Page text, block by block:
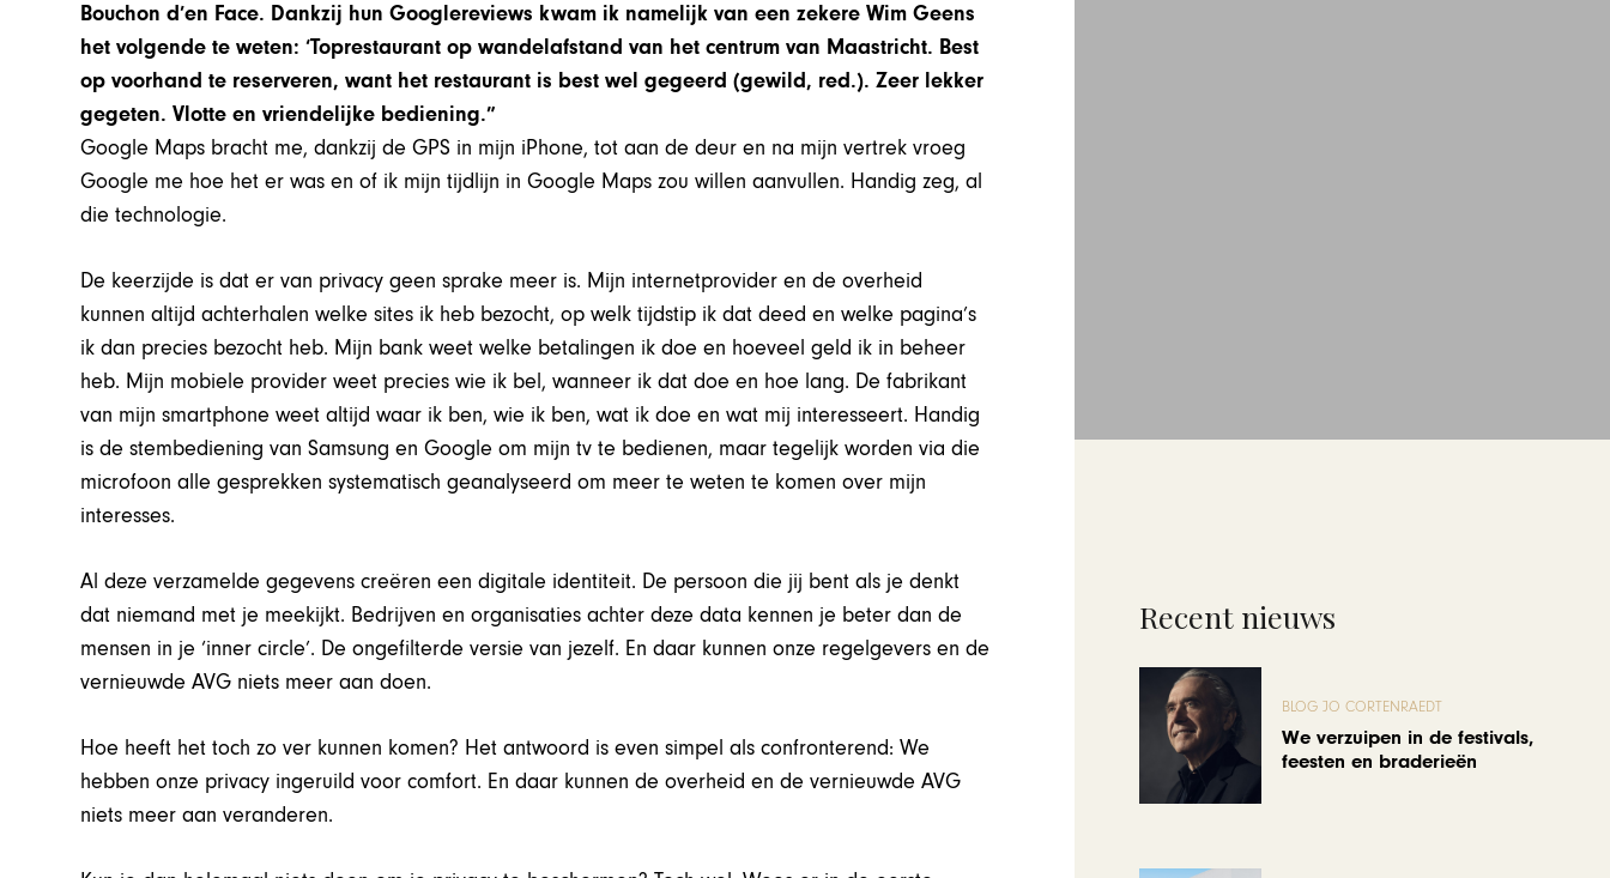
Bouchon d’en Face. Dankzij hun Googlereviews kwam ik namelijk van een zekere Wim Geens
het volgende te weten: ‘Toprestaurant op wandelafstand van het centrum van Maastricht. Best
op voorhand te reserveren, want het restaurant is best wel gegeerd (gewild, red.). Zeer lekker
gegeten. Vlotte en vriendelijke bediening.”
Google Maps bracht me, dankzij de GPS in mijn iPhone, tot aan de deur en na mijn vertrek vroeg
Google me hoe het er was en of ik mijn tijdlijn in Google Maps zou willen aanvullen. Handig zeg, al
die technologie.
De keerzijde is dat er van privacy geen sprake meer is. Mijn internetprovider en de overheid
kunnen altijd achterhalen welke sites ik heb bezocht, op welk tijdstip ik dat deed en welke pagina’s
ik dan precies bezocht heb. Mijn bank weet welke betalingen ik doe en hoeveel geld ik in beheer
heb. Mijn mobiele provider weet precies wie ik bel, wanneer ik dat doe en hoe lang. De fabrikant
van mijn smartphone weet altijd waar ik ben, wie ik ben, wat ik doe en wat mij interesseert. Handig
is de stembediening van Samsung en Google om mijn tv te bedienen, maar tegelijk worden via die
microfoon alle gesprekken systematisch geanalyseerd om meer te weten te komen over mijn
interesses.
Al deze verzamelde gegevens creëren een digitale identiteit. De persoon die jij bent als je denkt
dat niemand met je meekijkt. Bedrijven en organisaties achter deze data kennen je beter dan de
mensen in je ‘inner circle’. De ongefilterde versie van jezelf. En daar kunnen onze regelgevers en de
vernieuwde AVG niets meer aan doen.
Hoe heeft het toch zo ver kunnen komen? Het antwoord is even simpel als confronterend: We
hebben onze privacy ingeruild voor comfort. En daar kunnen de overheid en de vernieuwde AVG
niets meer aan veranderen.
Recent nieuws
BLOG JO CORTENRAEDT
We verzuipen in de festivals,
feesten en braderieën